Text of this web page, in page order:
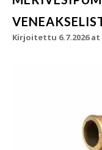
Kirjoitettu 6.7.2026 at